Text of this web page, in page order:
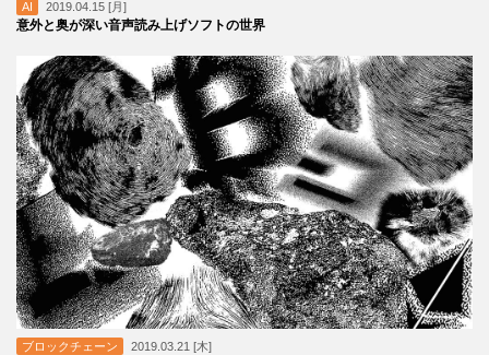
AI 2019.04.15 [月]
意外と奥が深い音声読み上げソフトの世界
ブロックチェーン 2019.03.21 [木]